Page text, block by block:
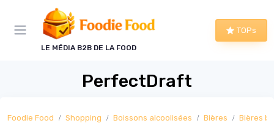
LE MÉDIA B2B DE LA FOOD
TOPs
PerfectDraft
Foodie Food Shopping Boissons alcoolisées Bières Bières
Panneau de gestion des cookies